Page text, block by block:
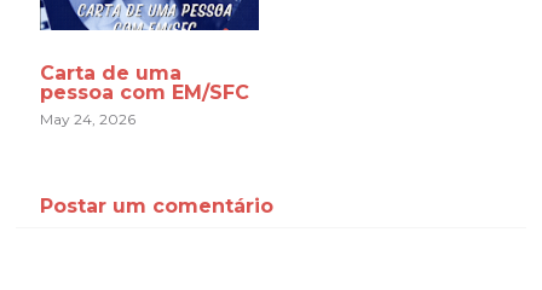
Carta de uma
pessoa com EM/SFC
May 24, 2026
Postar um comentário